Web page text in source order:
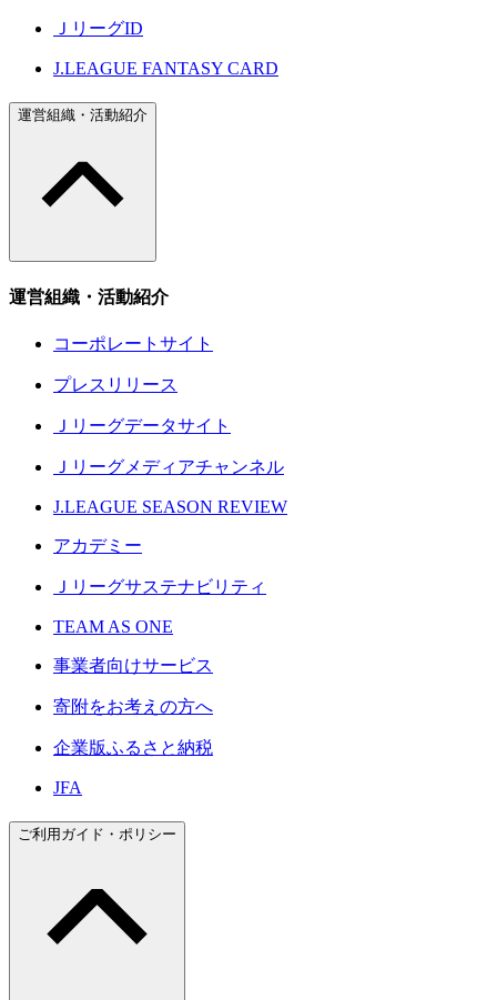
ＪリーグID
J.LEAGUE FANTASY CARD
運営組織・活動紹介
運営組織・活動紹介
コーポレートサイト
プレスリリース
Ｊリーグデータサイト
Ｊリーグメディアチャンネル
J.LEAGUE SEASON REVIEW
アカデミー
Ｊリーグサステナビリティ
TEAM AS ONE
事業者向けサービス
寄附をお考えの方へ
企業版ふるさと納税
JFA
ご利用ガイド・ポリシー